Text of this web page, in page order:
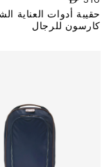
حقيبة أدوات العناية
كارسون للرجال